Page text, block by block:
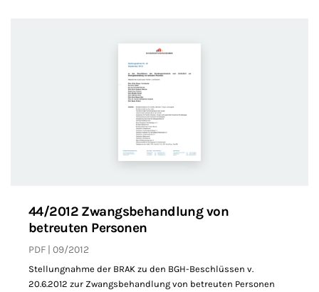
44/2012 Zwangsbehandlung von
betreuten Personen
PDF 09/2012
Stellungnahme der BRAK zu den BGH-Beschlüssen v.
20.6.2012 zur Zwangsbehandlung von betreuten Personen